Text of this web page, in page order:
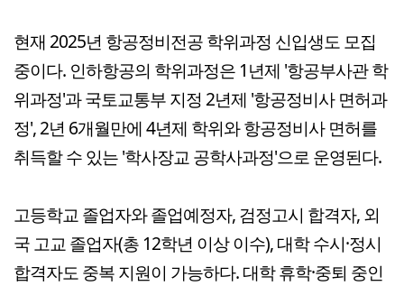
현재 2025년 항공정비전공 학위과정 신입생도 모집
중이다. 인하항공의 학위과정은 1년제 '항공부사관 학
위과정'과 국토교통부 지정 2년제 '항공정비사 면허과
정', 2년 6개월만에 4년제 학위와 항공정비사 면허를
취득할 수 있는 '학사장교 공학사과정'으로 운영된다.
고등학교 졸업자와 졸업예정자, 검정고시 합격자, 외
국 고교 졸업자(총 12학년 이상 이수), 대학 수시·정시
합격자도 중복 지원이 가능하다. 대학 휴학·중퇴 중인